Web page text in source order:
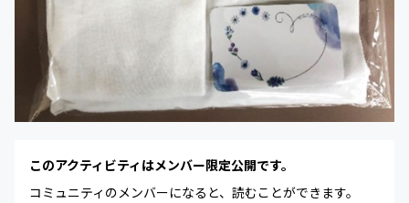
このアクティビティはメンバー限定公開です。
コミュニティのメンバーになると、読むことができます。